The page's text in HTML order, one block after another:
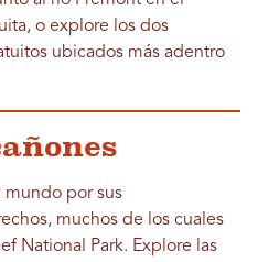
o explore los dos
ubicados más adentro
mundo por sus
muchos de los cuales
National Park. Explore las